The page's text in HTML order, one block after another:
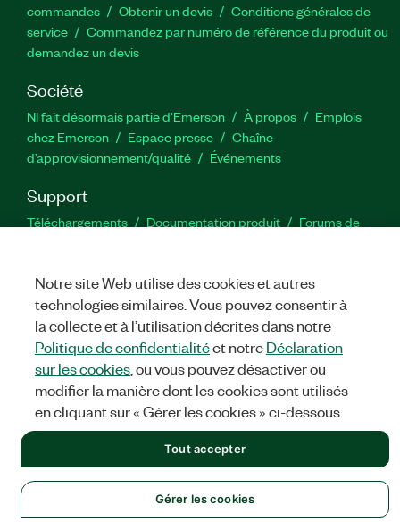
commandes
Obtenir un devis
Conditions générales de
service
Commandez par numéro de référence du produit ou
demandez un devis
Société
NI fait désormais partie d'Emerson À propos
Emplois
chez Emerson
Espace presse
Chaîne
d’approvisionnement/qualité
Événements
Support
Téléchargements Documentation produit
Forums de
TwitterYouTube
MENTIONS LÉGALES
les cookies
©NATIONAL INSTRUMENTS CORP. TOUS DROITS RÉSERVÉS.
Notre site Web utilise des cookies et autres
technologies similaires. Vous pouvez consentir à
la collecte et à l’utilisation décrites dans notre
Politique de confidentialitéet notreDéclaration
sur les cookies, ou vous pouvez désactiver ou
modifier la manière dont les cookies sont utilisés
en cliquant sur « Gérer les cookies » ci-dessous.
Gérer les cookies
Tout accepter